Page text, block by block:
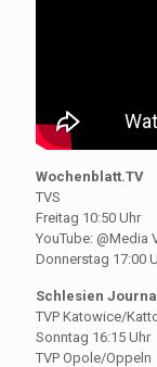
Wochenblatt.TV
TVS
Freitag 10:50 Uhr
YouTube: @Media
Donnerstag 17:00
Schlesien Journal
TVP Katowice/
Sonntag 16:15 Uhr
TVP Opole/Oppeln